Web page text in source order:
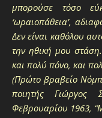
μπορούσε τόσο
‘ωραιοπάθεια’,
Δεν είναι καθόλου
την ηθική μου
και πολύ πόνο, και
(Πρώτο βραβείο
ποιητής Γιώργος
Φεβρουαρίου 1963,